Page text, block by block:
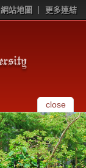
網站地圖 更多連結
close